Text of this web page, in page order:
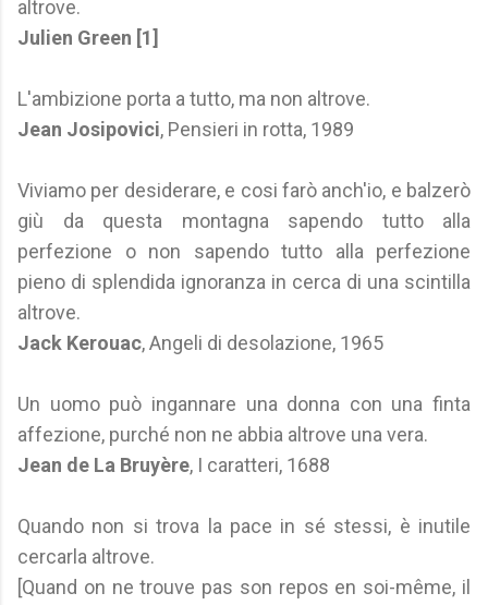
altrove.
Julien Green [1]
L'ambizione porta a tutto, ma non altrove.
Jean Josipovici, Pensieri in rotta, 1989
Viviamo per desiderare, e cosi farò anch'io, e balzerò
giù da questa montagna sapendo tutto alla
perfezione o non sapendo tutto alla perfezione
pieno di splendida ignoranza in cerca di una scintilla
altrove.
Jack Kerouac, Angeli di desolazione, 1965
Un uomo può ingannare una donna con una finta
affezione, purché non ne abbia altrove una vera.
Jean de La Bruyère, I caratteri, 1688
Quando non si trova la pace in sé stessi, è inutile
cercarla altrove.
[Quand on ne trouve pas son repos en soi-même, il